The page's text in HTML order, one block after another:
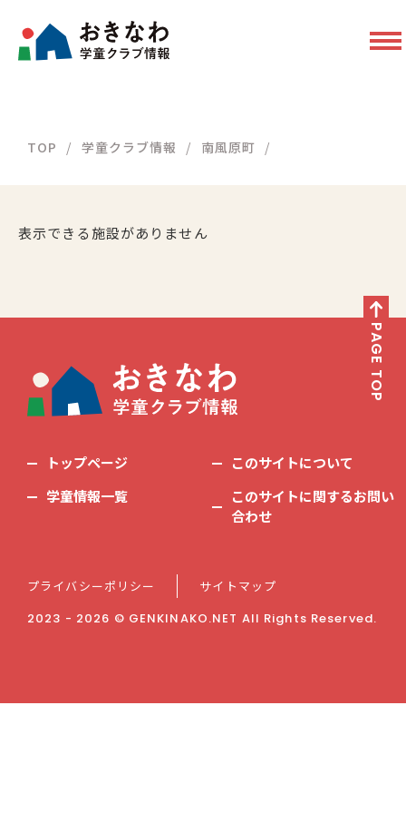
TOP 学童クラブ情報 南風原町
表示できる施設がありません
トップページ
このサイトについて
学童情報一覧
このサイトに関するお問い
合わせ
プライバシーポリシー
サイトマップ
2023 - 2026 © GENKINAKO.NET All Rights Reserved.
PAGE TOP